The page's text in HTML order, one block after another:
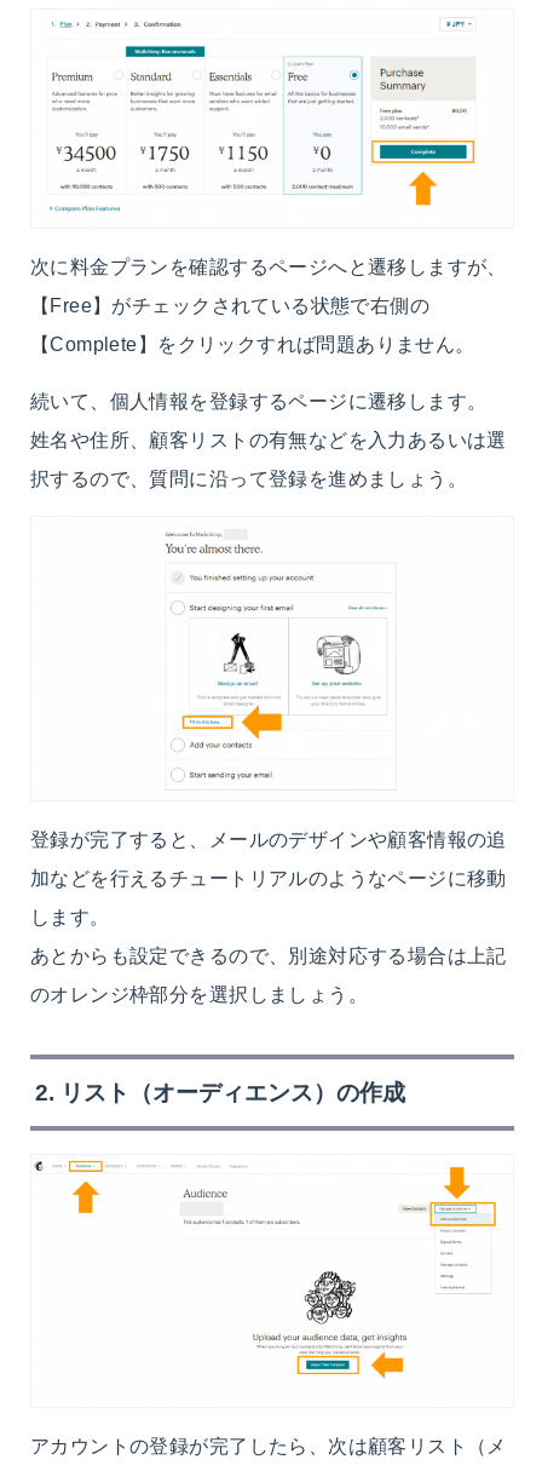
次に料金プランを確認するページへと遷移しますが、
【Free】がチェックされている状態で右側の
【Complete】をクリックすれば問題ありません。
続いて、個人情報を登録するページに遷移します。
姓名や住所、顧客リストの有無などを入力あるいは選
択するので、質問に沿って登録を進めましょう。
登録が完了すると、メールのデザインや顧客情報の追
加などを行えるチュートリアルのようなページに移動
します。
あとからも設定できるので、別途対応する場合は上記
のオレンジ枠部分を選択しましょう。
2. リスト（オーディエンス）の作成
アカウントの登録が完了したら、次は顧客リスト（メ